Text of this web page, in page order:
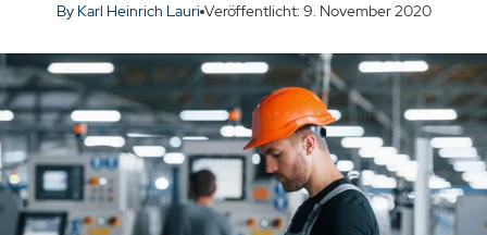
By Karl Heinrich Lauri Veröffentlicht: 9. November 2020